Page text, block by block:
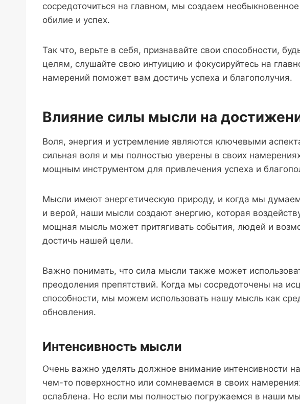
сосредоточиться на главном, мы создаем
обилие и успех.
Так что, верьте в себя, признавайте свои способности,
целям, слушайте свою интуицию и фокусируйтесь на
намерений поможет вам достичь успеха и благополучия.
Влияние силы мысли на
Воля, энергия и устремление являются ключевыми
сильная воля и мы полностью уверены в своих
мощным инструментом для привлечения успеха и
Мысли имеют энергетическую природу, и когда мы
и верой, наши мысли создают энергию, которая
мощная мысль может притягивать события, людей и
достичь нашей цели.
Важно понимать, что сила мысли также может
преодоления препятствий. Когда мы сосредоточены на
способности, мы можем использовать нашу мысль как
обновления.
Интенсивность мысли
Очень важно уделять должное внимание интенсивности
чем-то поверхностно или сомневаемся в своих
ослаблена. Но если мы полностью погружаемся в наши